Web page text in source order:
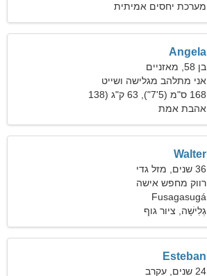
מערכת יחסים אמיתית
Angela
בן 58, מאזניים
אני מתלהב מגלישה ושייט
168 ס"מ (5'7"), 63 ק"ג (138
פאונד)
אהבת אמת
Walter
36 שנים, מזל גדי
רווק מחפש אישה
Fusagasugá
גְלִישָׁה, ציור גוף
Esteban
24 שנים, עקרב